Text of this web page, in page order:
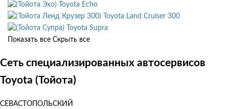
Toyota Echo
Toyota Land Cruiser 300
Toyota Supra
Показать все Скрыть все
Сеть специализированных автосервисов
Toyota (Тойота)
СЕВАСТОПОЛЬСКИЙ